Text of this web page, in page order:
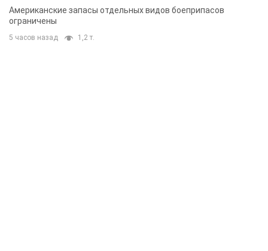
Американские запасы отдельных видов боеприпасов
ограничены
5 часов назад 1,2 т.